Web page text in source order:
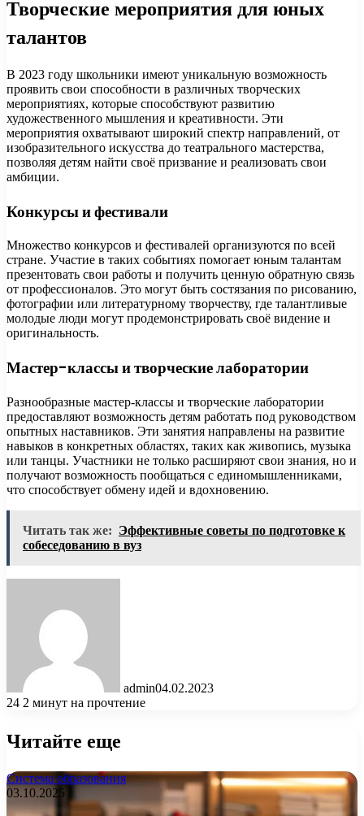
Творческие мероприятия для юных
талантов
В 2023 году школьники имеют уникальную возможность
проявить свои способности в различных творческих
мероприятиях, которые способствуют развитию
художественного мышления и креативности. Эти
мероприятия охватывают широкий спектр направлений, от
изобразительного искусства до театрального мастерства,
позволяя детям найти своё призвание и реализовать свои
амбиции.
Конкурсы и фестивали
Множество конкурсов и фестивалей организуются по всей
стране. Участие в таких событиях помогает юным талантам
презентовать свои работы и получить ценную обратную связь
от профессионалов. Это могут быть состязания по рисованию,
фотографии или литературному творчеству, где талантливые
молодые люди могут продемонстрировать своё видение и
оригинальность.
Мастер-классы и творческие лаборатории
Разнообразные мастер-классы и творческие лаборатории
предоставляют возможность детям работать под руководством
опытных наставников. Эти занятия направлены на развитие
навыков в конкретных областях, таких как живопись, музыка
или танцы. Участники не только расширяют свои знания, но и
получают возможность пообщаться с единомышленниками,
что способствует обмену идей и вдохновению.
Читать так же: Эффективные советы по подготовке к
собеседованию в вуз
admin04.02.2023
24 2 минут на прочтение
Читайте еще
Система образования
03.10.2025